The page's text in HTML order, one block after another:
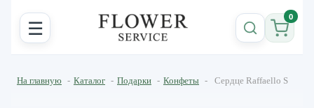
☰ 0
На главную - Каталог - Подарки - Конфеты - Сердце Raffaello S